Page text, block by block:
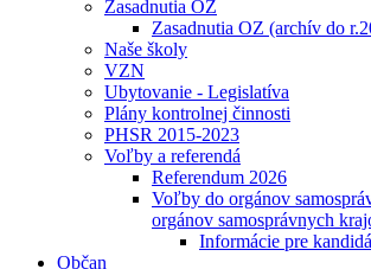
Zasadnutia OZ
Zasadnutia OZ (archív do
Naše školy
VZN
Ubytovanie - Legislatíva
Plány kontrolnej činnosti
PHSR 2015-2023
Voľby a referendá
Referendum 2026
Voľby do orgánov
orgánov samosprávnych
Informácie pre
Občan